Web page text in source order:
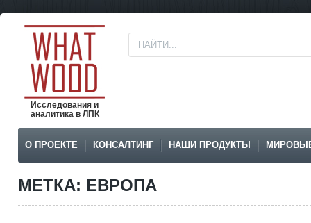
Исследования и
аналитика в ЛПК
О ПРОЕКТЕ КОНСАЛТИНГ НАШИ ПРОДУКТЫ
МЕТКА: ЕВРОПА